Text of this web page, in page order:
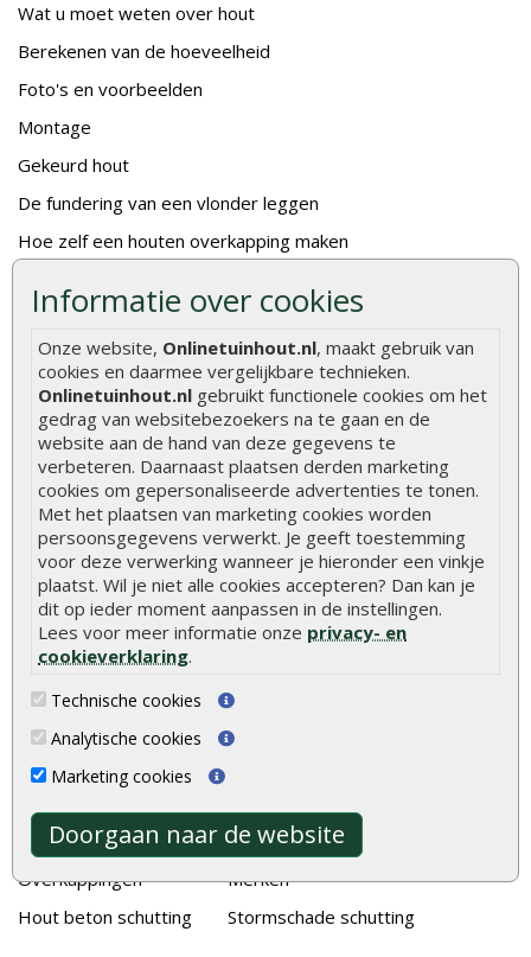
Informatie over cookies
Onze website, Onlinetuinhout.nl, maakt gebruik van
cookies en daarmee vergelijkbare technieken.
Onlinetuinhout.nl gebruikt functionele cookies om het
gedrag van websitebezoekers na te gaan en de
website aan de hand van deze gegevens te
verbeteren. Daarnaast plaatsen derden marketing
cookies om gepersonaliseerde advertenties te tonen.
Met het plaatsen van marketing cookies worden
persoonsgegevens verwerkt. Je geeft toestemming
voor deze verwerking wanneer je hieronder een vinkje
plaatst. Wil je niet alle cookies accepteren? Dan kan je
dit op ieder moment aanpassen in de instellingen.
Lees voor meer informatie onze privacy- en
cookieverklaring.
Technische cookies
Analytische cookies
Marketing cookies
Doorgaan naar de website
Wat u moet weten over hout
Berekenen van de hoeveelheid
Foto's en voorbeelden
Montage
Gekeurd hout
De fundering van een vlonder leggen
Hoe zelf een houten overkapping maken
Hoe schutting plaatsen
De 9 beste tuinschermen van Onlinetuinhout.nl
Stijlvolle houtsoorten voor in de tuin
Duurzame tuin
Welke palen voor een schapenhek
Alle populaire categorieën
Tuinhout
Schutting
Vlonderplanken
Tuinpalen
Tuinhekken
Blokhutten
Overkappingen
Hout beton schutting
Tuindeuren
Schuttingplanken
Steigerplanken
Aanbiedingen
Merken
Stormschade schutting